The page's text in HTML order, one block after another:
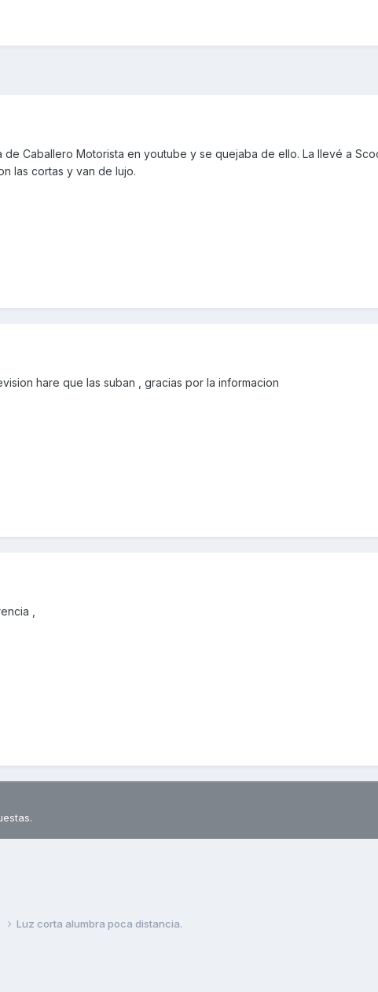
Caballero Motorista en youtube y se quejaba de ello. La llevé a
las cortas y van de lujo.
hare que las suban , gracias por la informacion
,
Luz corta alumbra poca distancia.